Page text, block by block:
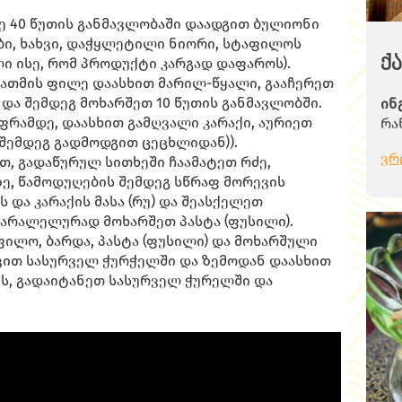
40 წუთის განმავლობაში დაადგით ბულიონი
ხახვი, დაჭყლეტილი ნიორი, სტაფილოს
ისე, რომ პროდუქტი კარგად დაფაროს).
ფილე დაასხით მარილ-წყალი, გააჩერეთ
შემდეგ მოხარშეთ 10 წუთის განმავლობში.
დაასხით გამღვალი კარაქი, აურიეთ
გადმოდგით ცეცხლიდან)).
გადაწურულ სითხეში ჩაამატეთ რძე,
წამოდუღების შემდეგ სწრაფ მორევის
კარაქის მასა (რუ) და შეასქელეთ
მოხარშეთ პასტა (ფუსილი).
ბარდა, პასტა (ფუსილი) და მოხარშული
სასურველ ჭურჭელში და ზემოდან დაასხით
გადაიტანეთ სასურველ ჭურელში და
½